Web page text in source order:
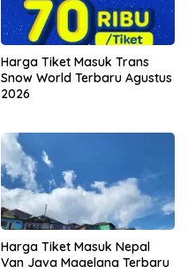
Harga Tiket Masuk Trans
Snow World Terbaru Agustus
2026
Harga Tiket Masuk Nepal
Van Java Magelang Terbaru